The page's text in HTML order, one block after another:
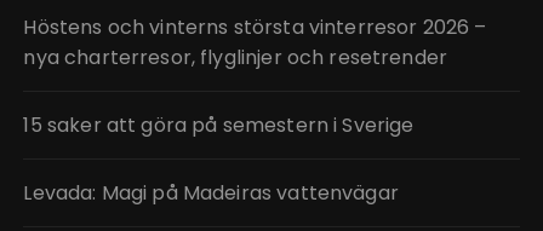
Höstens och vinterns största vinterresor 2026 –
nya charterresor, flyglinjer och resetrender
15 saker att göra på semestern i Sverige
Levada: Magi på Madeiras vattenvägar